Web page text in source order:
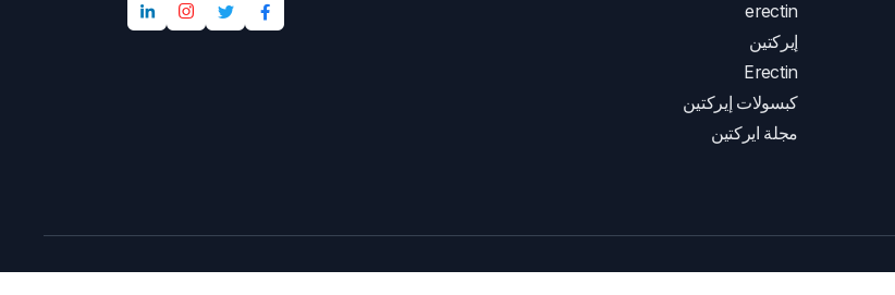
erectin
إيركتين
Erectin
كبسولات إيركتين
مجلة ايركتين